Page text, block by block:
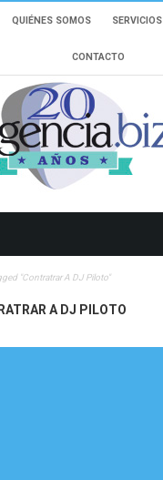
QUIÉNES SOMOS SERVICIOS
CONTACTO
"Contratrar A DJ Piloto"
A DJ PILOTO